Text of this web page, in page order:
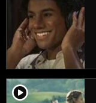
player2